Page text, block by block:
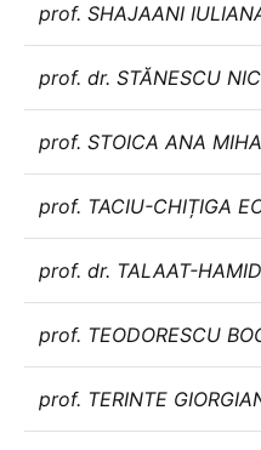
prof. SHAJAANI
prof. dr. STĂNESCU
prof. STOICA ANA
prof. TACIU-CHIȚIGA
prof. dr. TALAAT-
prof. TEODORESCU
prof. TERINTE